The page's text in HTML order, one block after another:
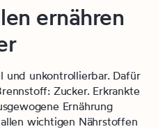
ernähren
und unkontrollierbar. Dafür
Zucker. Erkrankte
Ernährung
wichtigen Nährstoffen